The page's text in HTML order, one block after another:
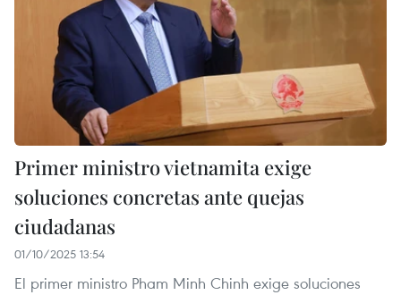
Primer ministro vietnamita exige
soluciones concretas ante quejas
ciudadanas
01/10/2025 13:54
El primer ministro Pham Minh Chinh exige soluciones